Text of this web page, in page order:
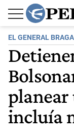
EL GENERAL
planear
incluía